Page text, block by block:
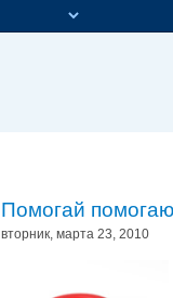
Помогай
вторник, марта 23, 2010